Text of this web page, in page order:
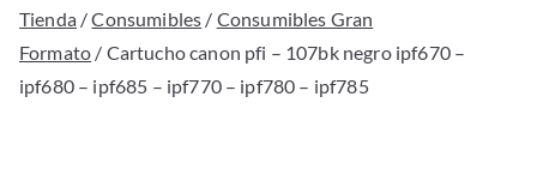
Tienda/Consumibles / Consumibles Gran
Formato / Cartucho canon pfi – 107bk negro ipf670 –
ipf680 – ipf685 – ipf770 – ipf780 – ipf785